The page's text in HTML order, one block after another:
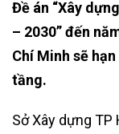
Đề án “Xây
– 2030” đến
Chí Minh sẽ
tầng.
Sở Xây dựng TP